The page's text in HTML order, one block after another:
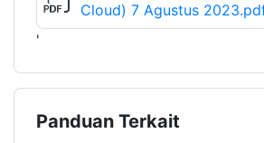
Cloud) 7 Agustus
'
Panduan Terkait